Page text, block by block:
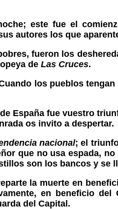
este fue el
autores los que
fueron los
de Las Cruces.
los pueblos
España fue vuestro
os invito a despertar.
nacional; el
que no usa espada,
son los bancos y se
la muerte en
en beneficio
del Capital.